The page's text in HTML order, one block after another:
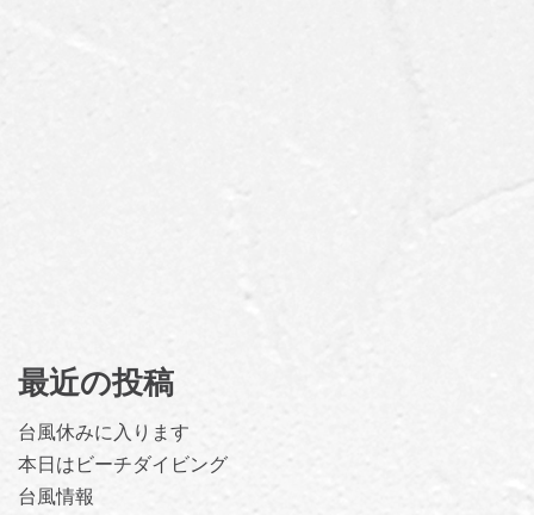
最近の投稿
台風休みに入ります
本日はビーチダイビング
台風情報